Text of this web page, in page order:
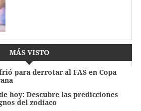
MÁS VISTO
para derrotar al FAS en Copa
hoy: Descubre las predicciones
del zodiaco